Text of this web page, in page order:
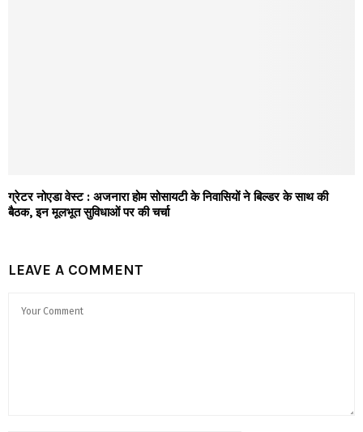
ग्रेटर नोएडा वेस्ट : अजनारा होम सोसायटी के निवासियों ने बिल्डर के साथ की
बैठक, इन मूलभूत सुविधाओं पर की चर्चा
LEAVE A COMMENT